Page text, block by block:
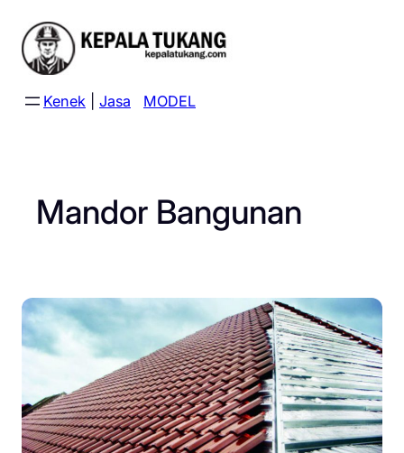
content
Kenek Jasa MODEL
Mandor Bangunan